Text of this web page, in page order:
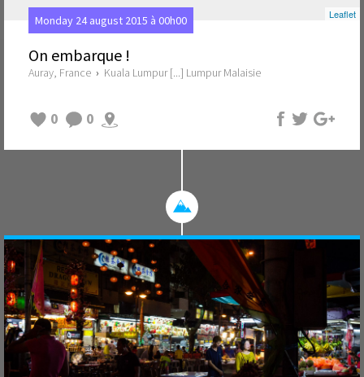
Leaflet
Monday 24 august 2015 à 00h00
On embarque !
Auray, France › Kuala Lumpur [...] Lumpur Malaisie
0 0